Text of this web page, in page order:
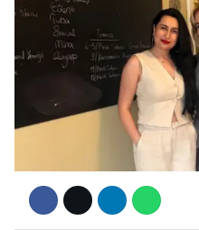
SAĞLIK
SOSYAL MEDYA
DÜNYA